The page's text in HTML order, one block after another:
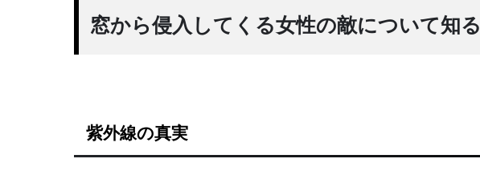
窓から侵入してくる女性の敵について知る
紫外線の真実